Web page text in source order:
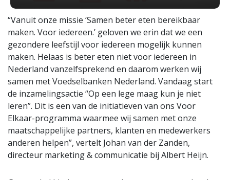
“Vanuit onze missie ‘Samen beter eten bereikbaar
maken. Voor iedereen.’ geloven we erin dat we een
gezondere leefstijl voor iedereen mogelijk kunnen
maken. Helaas is beter eten niet voor iedereen in
Nederland vanzelfsprekend en daarom werken wij
samen met Voedselbanken Nederland. Vandaag start
de inzamelingsactie “Op een lege maag kun je niet
leren”. Dit is een van de initiatieven van ons Voor
Elkaar-programma waarmee wij samen met onze
maatschappelijke partners, klanten en medewerkers
anderen helpen”, vertelt Johan van der Zanden,
directeur marketing & communicatie bij Albert Heijn.